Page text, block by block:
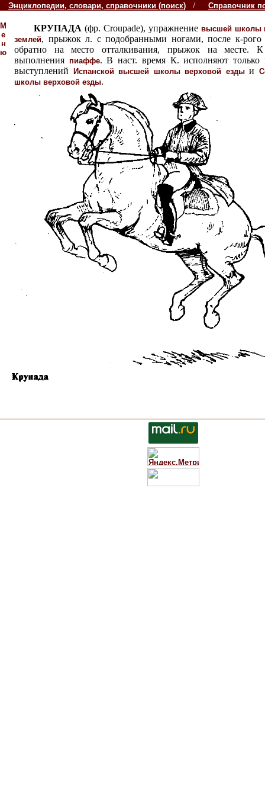
Энциклопедии, словари, справочники (поиск) / Справочник
М
е
н
ю
КРУПАДА (фр. Croupade), упражнение высшей школы
землей, прыжок л. с подобранными ногами, после к-рого
обратно на место отталкивания, прыжок на месте.
выполнения пиаффе. В наст. время К. исполняют только
выступлений
Испанской высшей школы верховой ездыи
школы верховой езды.